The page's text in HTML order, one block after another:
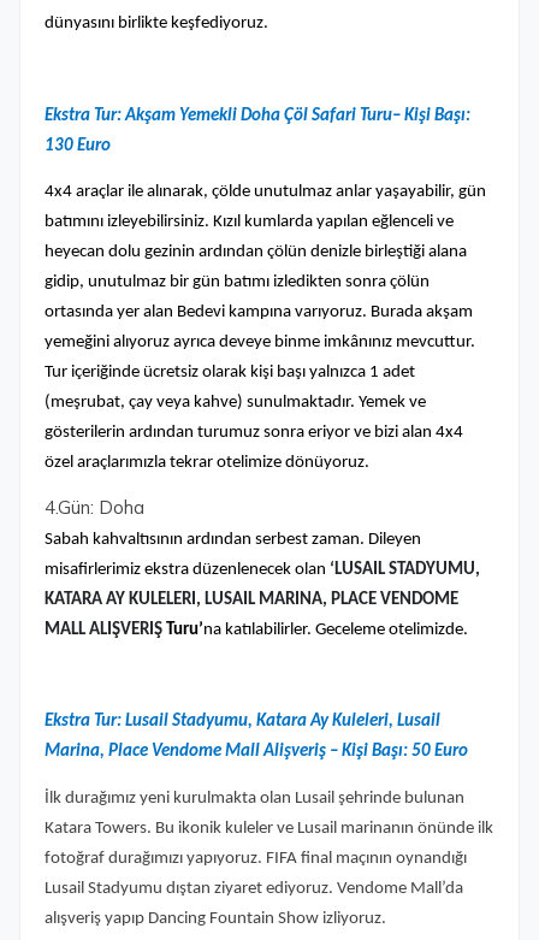
dünyasını birlikte keşfediyoruz.
Ekstra Tur: Akşam Yemekli Doha Çöl Safari Turu– Kişi Başı:
130 Euro
4x4 araçlar ile alınarak, çölde unutulmaz anlar yaşayabilir, gün
batımını izleyebilirsiniz. Kızıl kumlarda yapılan eğlenceli ve
heyecan dolu gezinin ardından çölün denizle birleştiği alana
gidip, unutulmaz bir gün batımı izledikten sonra çölün
ortasında yer alan Bedevi kampına varıyoruz. Burada akşam
yemeğini alıyoruz ayrıca deveye binme imkânınız mevcuttur.
Tur içeriğinde ücretsiz olarak kişi başı yalnızca 1 adet
(meşrubat, çay veya kahve) sunulmaktadır. Yemek ve
gösterilerin ardından turumuz sonra eriyor ve bizi alan 4x4
özel araçlarımızla tekrar otelimize dönüyoruz.
4.Gün: Doha
Sabah kahvaltısının ardından serbest zaman. Dileyen
misafirlerimiz ekstra düzenlenecek olan ‘ LUSAIL STADYUMU,
KATARA AY KULELERI, LUSAIL MARINA, PLACE VENDOME
MALL ALIŞVERIŞ Turu’na katılabilirler. Geceleme otelimizde.
Ekstra Tur: Lusail Stadyumu, Katara Ay Kuleleri, Lusail
Marina, Place Vendome Mall Alişveriş – Kişi Başı: 50 Euro
İlk durağımız yeni kurulmakta olan Lusail şehrinde bulunan
Katara Towers. Bu ikonik kuleler ve Lusail marinanın önünde ilk
fotoğraf durağımızı yapıyoruz. FIFA final maçının oynandığı
Lusail Stadyumu dıştan ziyaret ediyoruz. Vendome Mall’da
alışveriş yapıp Dancing Fountain Show izliyoruz.